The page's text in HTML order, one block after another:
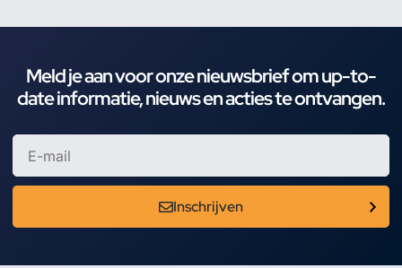
Meld je aan voor onze nieuwsbrief om up-to-
date informatie, nieuws en acties te ontvangen.
Inschrijven